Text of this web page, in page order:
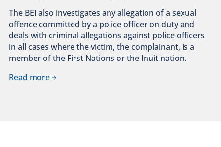
The BEI also investigates any allegation of a sexual
offence committed by a police officer on duty and
deals with criminal allegations against police officers
in all cases where the victim, the complainant, is a
member of the First Nations or the Inuit nation.
Read more